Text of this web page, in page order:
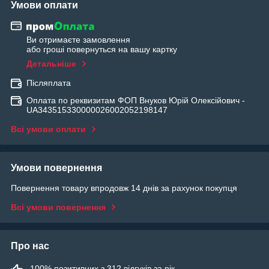
Умови оплати
Ви отримаєте замовлення
або гроші повернуться на вашу картку
Детальніше
Післяплата
Оплата по реквизитам ФОП Внуков Юрій Олексійович -
UA343515330000026002052198147
Всі умови оплати
Умови повернення
Повернення товару впродовж 14 днів за рахунок покупця
Всі умови повернення
Про нас